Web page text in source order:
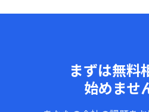
まずは無料
始めませ